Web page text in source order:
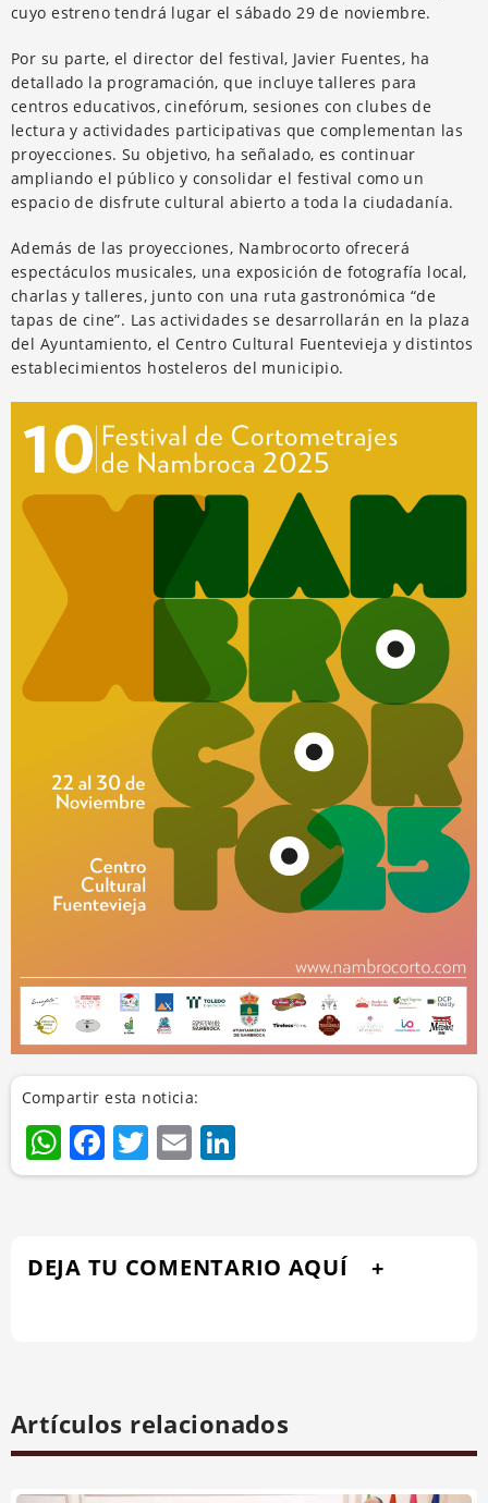
cuyo estreno tendrá lugar el sábado 29 de noviembre.
Por su parte, el director del festival, Javier Fuentes, ha
detallado la programación, que incluye talleres para
centros educativos, cinefórum, sesiones con clubes de
lectura y actividades participativas que complementan las
proyecciones. Su objetivo, ha señalado, es continuar
ampliando el público y consolidar el festival como un
espacio de disfrute cultural abierto a toda la ciudadanía.
Además de las proyecciones, Nambrocorto ofrecerá
espectáculos musicales, una exposición de fotografía local,
charlas y talleres, junto con una ruta gastronómica “de
tapas de cine”. Las actividades se desarrollarán en la plaza
del Ayuntamiento, el Centro Cultural Fuentevieja y distintos
establecimientos hosteleros del municipio.
Compartir esta noticia:
WhatsApp
Facebook
Twitter
Email
DEJA TU COMENTARIO AQUÍ
Artículos relacionados